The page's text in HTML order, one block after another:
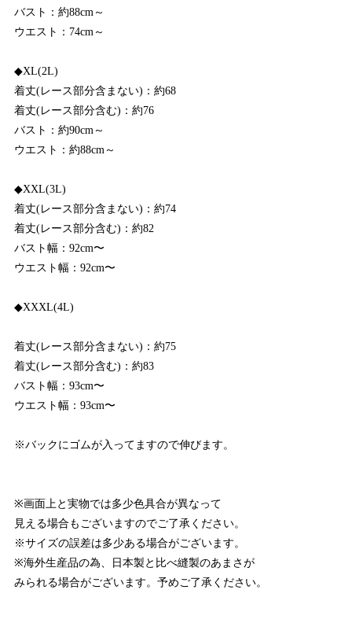
バスト：約88cm～
ウエスト：74cm～
◆XL(2L)
着丈(レース部分含まない)：約68
着丈(レース部分含む)：約76
バスト：約90cm～
ウエスト：約88cm～
◆XXL(3L)
着丈(レース部分含まない)：約74
着丈(レース部分含む)：約82
バスト幅：92cm〜
ウエスト幅：92cm〜
◆XXXL(4L)
着丈(レース部分含まない)：約75
着丈(レース部分含む)：約83
バスト幅：93cm〜
ウエスト幅：93cm〜
※バックにゴムが入ってますので伸びます。
※画面上と実物では多少色具合が異なって
見える場合もございますのでご了承ください。
※サイズの誤差は多少ある場合がございます。
※海外生産品の為、日本製と比べ縫製のあまさが
みられる場合がございます。予めご了承ください。